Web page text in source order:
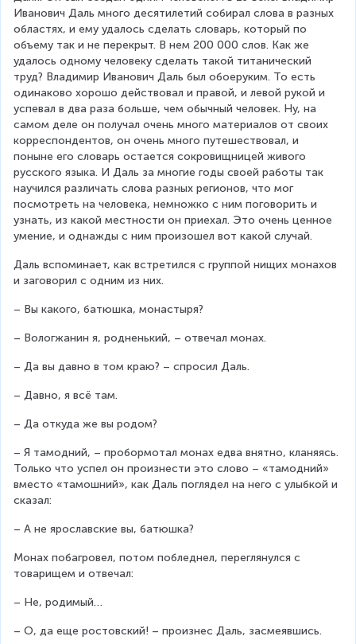
Иванович Даль много десятилетий собирал слова в разных
областях, и ему удалось сделать словарь, который по
объему так и не перекрыт. В нем 200 000 слов. Как же
удалось одному человеку сделать такой титанический
труд? Владимир Иванович Даль был обоеруким. То есть
одинаково хорошо действовал и правой, и левой рукой и
успевал в два раза больше, чем обычный человек. Ну, на
самом деле он получал очень много материалов от своих
корреспондентов, он очень много путешествовал, и
поныне его словарь остается сокровищницей живого
русского языка. И Даль за многие годы своей работы так
научился различать слова разных регионов, что мог
посмотреть на человека, немножко с ним поговорить и
узнать, из какой местности он приехал. Это очень ценное
умение, и однажды с ним произошел вот какой случай.
Даль вспоминает, как встретился с группой нищих монахов
и заговорил с одним из них.
– Вы какого, батюшка, монастыря?
– Вологжанин я, родненький, – отвечал монах.
– Да вы давно в том краю? – спросил Даль.
– Давно, я всё там.
– Да откуда же вы родом?
– Я тамодний, – пробормотал монах едва внятно, кланяясь.
Только что успел он произнести это слово – «тамодний»
вместо «тамошний», как Даль поглядел на него с улыбкой и
сказал:
– А не ярославские вы, батюшка?
Монах побагровел, потом побледнел, переглянулся с
товарищем и отвечал:
– Не, родимый…
– О, да еще ростовский! – произнес Даль, засмеявшись.